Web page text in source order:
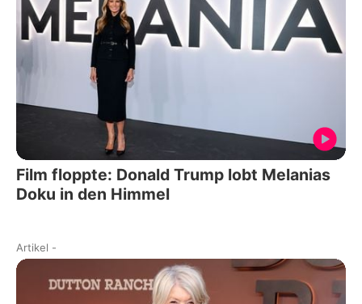
Film floppte: Donald Trump lobt Melanias
Doku in den Himmel
Artikel -